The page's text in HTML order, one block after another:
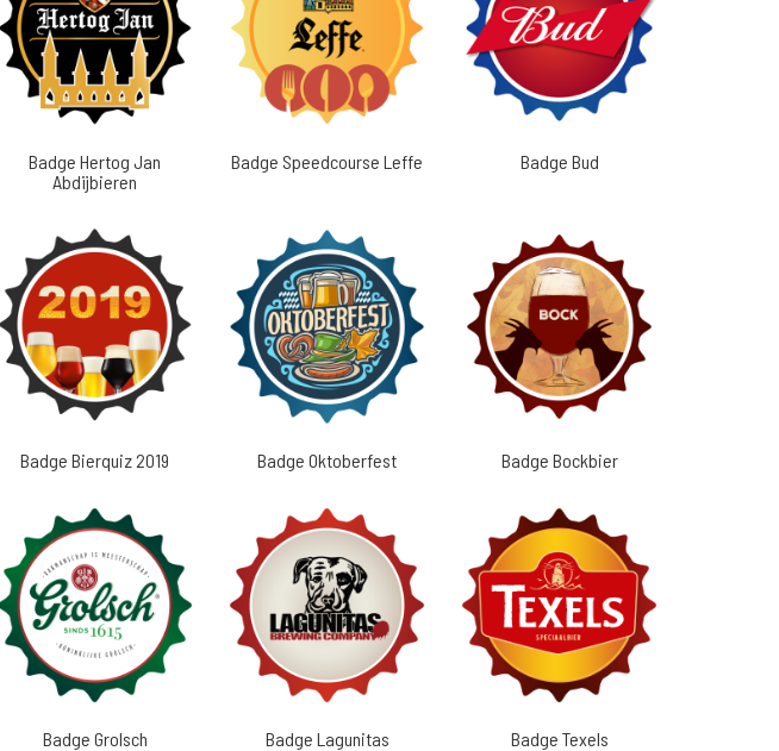
Badge Hertog Jan
Abdijbieren
Badge Speedcourse Leffe Badge Bud
Badge Bierquiz 2019 Badge Oktoberfest Badge Bockbier
Badge Grolsch Badge Lagunitas Badge Texels